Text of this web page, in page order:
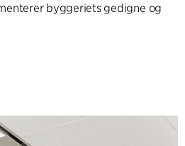
byggeriets gedigne og